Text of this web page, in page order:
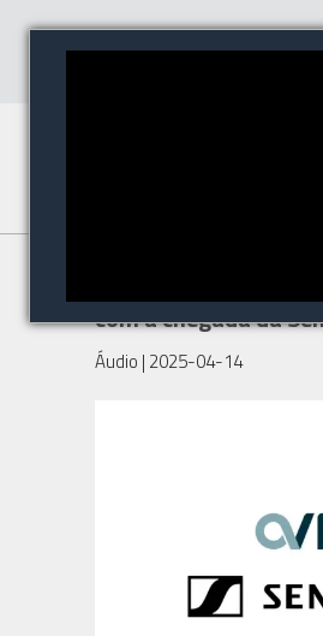
com a chegada da
Áudio | 2025-04-14